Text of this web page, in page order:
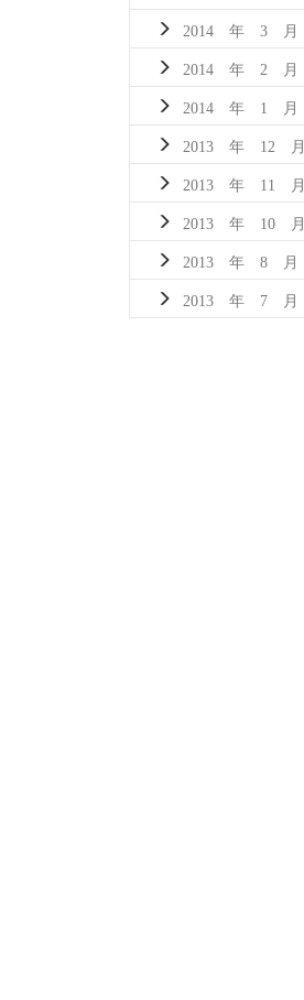
2014 年 3 月
2014 年 2 月
2014 年 1 月
2013 年 12 月
2013 年 11 月
2013 年 10 月
2013 年 8 月
2013 年 7 月